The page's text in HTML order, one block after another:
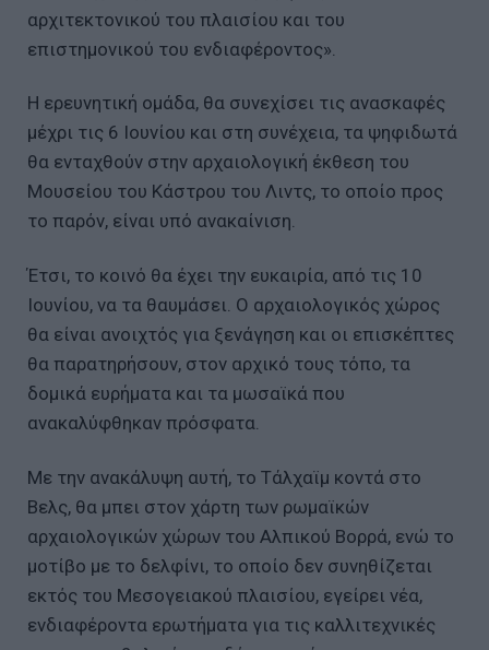
αρχιτεκτονικού του πλαισίου και του
επιστημονικού του ενδιαφέροντος».
Η ερευνητική ομάδα, θα συνεχίσει τις ανασκαφές
μέχρι τις 6 Ιουνίου και στη συνέχεια, τα ψηφιδωτά
θα ενταχθούν στην αρχαιολογική έκθεση του
Μουσείου του Κάστρου του Λιντς, το οποίο προς
το παρόν, είναι υπό ανακαίνιση.
Έτσι, το κοινό θα έχει την ευκαιρία, από τις 10
Ιουνίου, να τα θαυμάσει. Ο αρχαιολογικός χώρος
θα είναι ανοιχτός για ξενάγηση και οι επισκέπτες
θα παρατηρήσουν, στον αρχικό τους τόπο, τα
δομικά ευρήματα και τα μωσαϊκά που
ανακαλύφθηκαν πρόσφατα.
Με την ανακάλυψη αυτή, το Τάλχαϊμ κοντά στο
Βελς, θα μπει στον χάρτη των ρωμαϊκών
αρχαιολογικών χώρων του Αλπικού Βορρά, ενώ το
μοτίβο με το δελφίνι, το οποίο δεν συνηθίζεται
εκτός του Μεσογειακού πλαισίου, εγείρει νέα,
ενδιαφέροντα ερωτήματα για τις καλλιτεχνικές